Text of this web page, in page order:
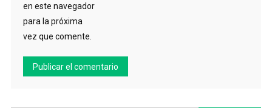
en este navegador
para la próxima
vez que comente.